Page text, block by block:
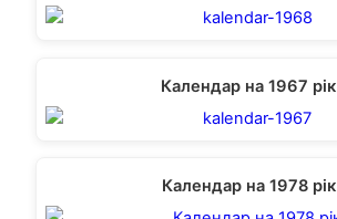
Календар на 1967 рік
Календар на 1978 рік